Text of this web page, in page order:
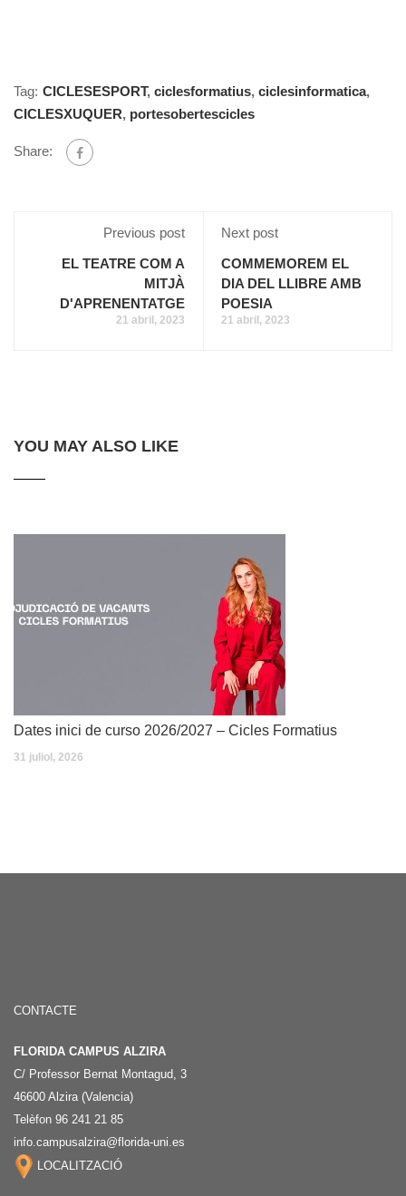
Tag: CICLESESPORT, ciclesformatius, ciclesinformatica,
CICLESXUQUER, portesobertescicles
Share:
Previous post
EL TEATRE COM A
MITJÀ
D'APRENENTATGE
21 abril, 2023
Next post
COMMEMOREM EL
DIA DEL LLIBRE AMB
POESIA
21 abril, 2023
YOU MAY ALSO LIKE
Dates inici de curso 2026/2027 – Cicles Formatius
31 juliol, 2026
CONTACTE
FLORIDA CAMPUS ALZIRA
C/ Professor Bernat Montagud, 3
46600 Alzira (Valencia)
Telèfon 96 241 21 85
info.campusalzira@florida-uni.es
LOCALITZACIÓ